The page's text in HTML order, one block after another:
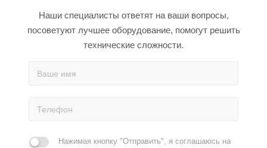
Наши специалисты ответят на ваши вопросы,
посоветуют лучшее оборудование, помогут решить
технические сложности.
Нажимая кнопку "Отправить", я соглашаюсь на